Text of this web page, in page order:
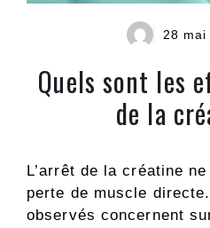
28 mai
Quels sont les
de la
L’arrêt de la créatine
perte de muscle
observés concernent